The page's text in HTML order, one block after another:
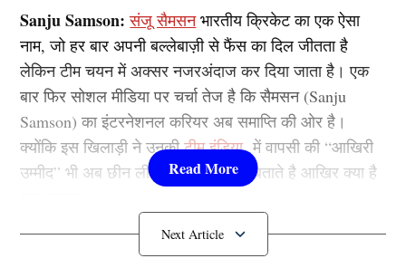
Sanju Samson:संजू सैमसनभारतीय क्रिकेट का एक ऐसा
नाम, जो हर बार अपनी बल्लेबाज़ी से फैंस का दिल जीतता है
लेकिन टीम चयन में अक्सर नजरअंदाज कर दिया जाता है। एक
बार फिर सोशल मीडिया पर चर्चा तेज है कि सैमसन (Sanju
Samson) का इंटरनेशनल करियर अब समाप्ति की ओर है।
क्योंकि इस खिलाड़ी ने उनकीटीम इंडियामें वापसी की “आखिरी
उम्मीद” भी अब छीन ली है। आइए आपको बताते है आखिर क्या है
Team India में खत्म हुआ संजू सैमसन का